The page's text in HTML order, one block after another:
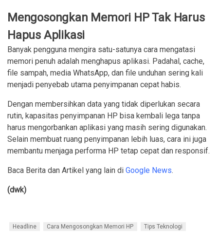
Mengosongkan Memori HP Tak Harus
Hapus Aplikasi
Banyak pengguna mengira satu-satunya cara mengatasi
memori penuh adalah menghapus aplikasi. Padahal, cache,
file sampah, media WhatsApp, dan file unduhan sering kali
menjadi penyebab utama penyimpanan cepat habis.
Dengan membersihkan data yang tidak diperlukan secara
rutin, kapasitas penyimpanan HP bisa kembali lega tanpa
harus mengorbankan aplikasi yang masih sering digunakan.
Selain membuat ruang penyimpanan lebih luas, cara ini juga
membantu menjaga performa HP tetap cepat dan responsif.
Baca Berita dan Artikel yang lain di Google News.
(dwk)
Headline Cara Mengosongkan Memori HP Tips Teknologi